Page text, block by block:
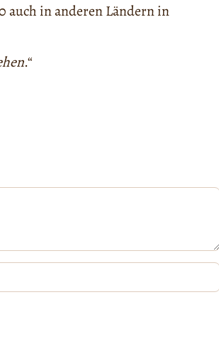
auch in anderen Ländern in
.“